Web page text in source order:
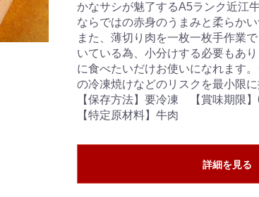
かなサシが魅了するA5ランク近江
ならではの赤身のうまみと柔らかい
また、薄切り肉を一枚一枚手作業
いている為、小分けする必要もあ
に食べたいだけお使いになれます
の冷凍焼けなどのリスクを最小限に
【保存方法】要冷凍 【賞味期限】
【特定原材料】牛肉
詳細を見る